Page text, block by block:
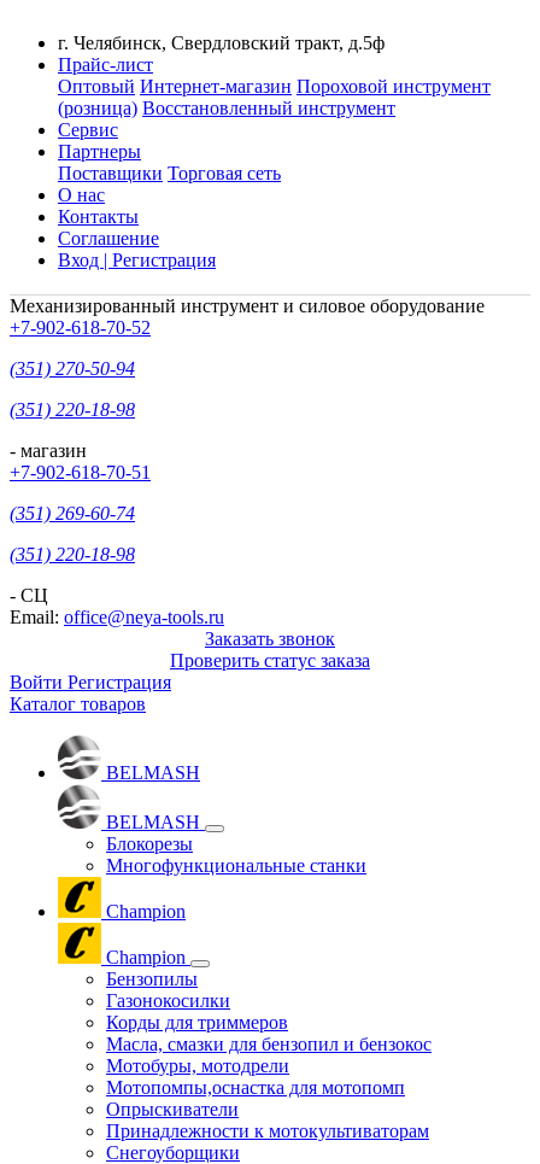
г. Челябинск, Свердловский тракт, д.5ф
Прайс-лист
Оптовый Интернет-магазин Пороховой инструмент
(розница) Восстановленный инструмент
Сервис
Партнеры
Поставщики Торговая сеть
О нас
Контакты
Соглашение
Вход | Регистрация
Механизированный инструмент и силовое оборудование
+7-902-618-70-52
(351) 270-50-94
(351) 220-18-98
- магазин
+7-902-618-70-51
(351) 269-60-74
(351) 220-18-98
- СЦ
Email: office@neya-tools.ru
Заказать звонок
Проверить статус заказа
Войти Регистрация
Каталог товаров
BELMASH
BELMASH
Блокорезы
Многофункциональные станки
Champion
Champion
Бензопилы
Газонокосилки
Корды для триммеров
Масла, смазки для бензопил и бензокос
Мотобуры, мотодрели
Мотопомпы,оснастка для мотопомп
Опрыскиватели
Принадлежности к мотокультиваторам
Снегоуборщики